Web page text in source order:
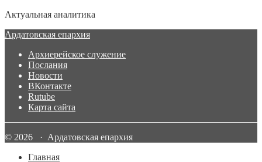
Актуальная аналитика
Ардатовская епархия
Архиерейское служение
Послания
Новости
ВКонтакте
Rutube
Карта сайта
© 2026 · Ардатовская епархия
Главная